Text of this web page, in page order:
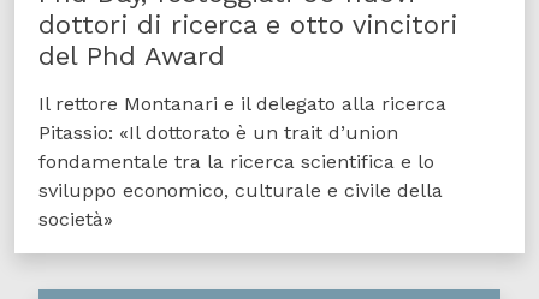
dottori di ricerca e otto vincitori
del Phd Award
Il rettore Montanari e il delegato alla ricerca
Pitassio: «Il dottorato è un trait d’union
fondamentale tra la ricerca scientifica e lo
sviluppo economico, culturale e civile della
società»